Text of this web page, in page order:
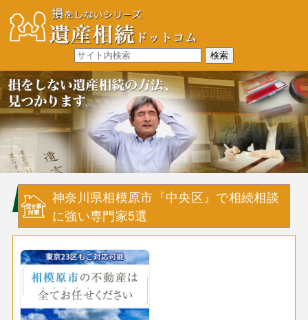
神奈川県相模原市『中央区』で相続相談
に強い専門家5選